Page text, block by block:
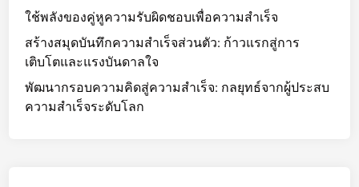
ใช้พลังของคู่หูความรับผิดชอบเพื่อความสำเร็จ
สร้างสมุดบันทึกความสำเร็จส่วนตัว: ก้าวแรกสู่การ
เติบโตและแรงบันดาลใจ
พัฒนากรอบความคิดสู่ความสำเร็จ: กลยุทธ์จากผู้ประสบ
ความสำเร็จระดับโลก